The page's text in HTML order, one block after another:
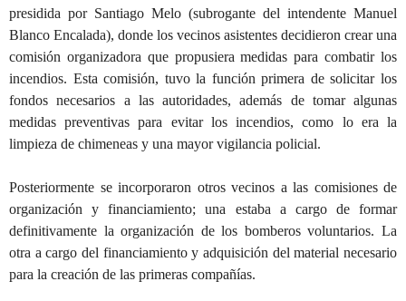
presidida por Santiago Melo (subrogante del intendente Manuel
Blanco Encalada), donde los vecinos asistentes decidieron crear una
comisión organizadora que propusiera medidas para combatir los
incendios. Esta comisión, tuvo la función primera de solicitar los
fondos necesarios a las autoridades, además de tomar algunas
medidas preventivas para evitar los incendios, como lo era la
limpieza de chimeneas y una mayor vigilancia policial.
Posteriormente se incorporaron otros vecinos a las comisiones de
organización y financiamiento; una estaba a cargo de formar
definitivamente la organización de los bomberos voluntarios. La
otra a cargo del financiamiento y adquisición del material necesario
para la creación de las primeras compañías.